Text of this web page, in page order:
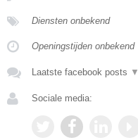
Diensten onbekend
Openingstijden onbekend
Laatste facebook posts ▼
Sociale media: